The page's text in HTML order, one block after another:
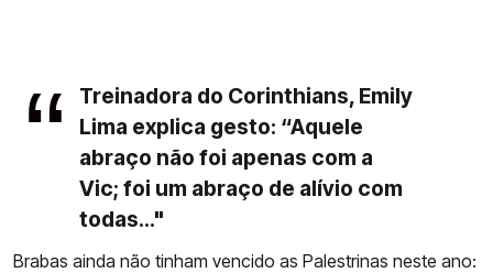
Treinadora do Corinthians, Emily
Lima explica gesto: “Aquele
abraço não foi apenas com a
Vic; foi um abraço de alívio com
todas..."
Brabas ainda não tinham vencido as Palestrinas neste ano: